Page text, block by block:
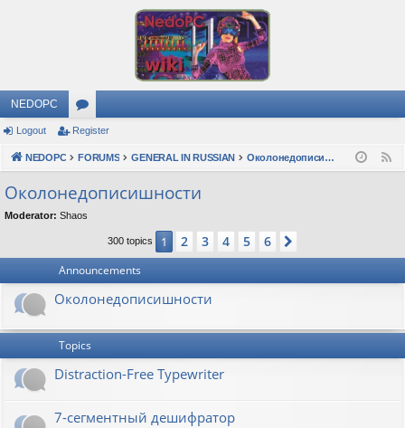
NEDOPC
or
u
s
Logout Register
NEDOPC FORUMS GENERAL IN RUSSIAN Околонедописишности
Околонедописишности
Moderator: Shaos
300 topics 1 2 3 4 5 6
Announcements
Околонедописишности
Topics
Distraction-Free Typewriter
7-сегментный дешифратор